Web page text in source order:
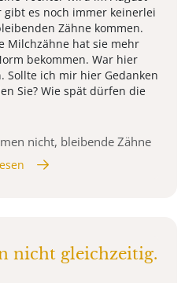
gibt es noch immer keinerlei
Zähne kommen.
Milchzähne hat sie mehr
bekommen. War hier
Sollte ich mir hier Gedanken
Sie? Wie spät dürfen die
nicht, bleibende Zähne
nicht gleichzeitig.